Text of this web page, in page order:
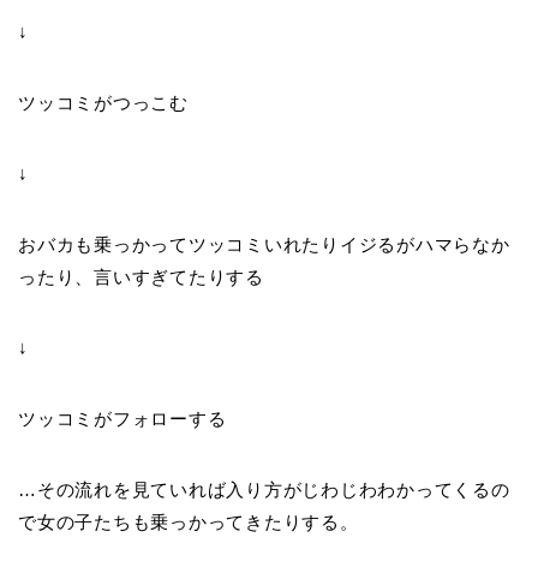
↓
ツッコミがつっこむ
↓
おバカも乗っかってツッコミいれたりイジるがハマらなか
ったり、言いすぎてたりする
↓
ツッコミがフォローする
…その流れを見ていれば入り方がじわじわわかってくるの
で女の子たちも乗っかってきたりする。